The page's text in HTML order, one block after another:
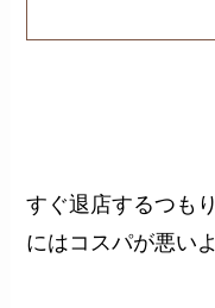
すぐ退店するつも
にはコスパが悪い